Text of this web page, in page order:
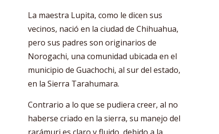
La maestra Lupita, como le dicen sus
vecinos, nació en la ciudad de Chihuahua,
pero sus padres son originarios de
Norogachi, una comunidad ubicada en el
municipio de Guachochi, al sur del estado,
en la Sierra Tarahumara.
Contrario a lo que se pudiera creer, al no
haberse criado en la sierra, su manejo del